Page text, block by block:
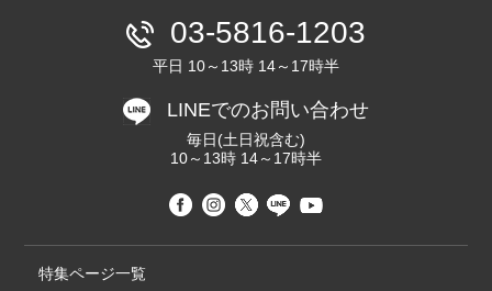
03-5816-1203
平日 10～13時 14～17時半
LINEでのお問い合わせ
毎日(土日祝含む)
10～13時 14～17時半
特集ページ一覧